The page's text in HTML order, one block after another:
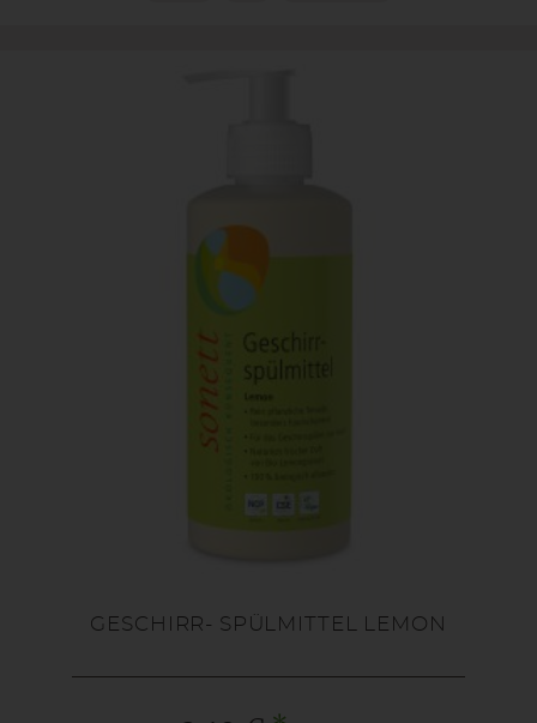
GESCHIRR- SPÜLMITTEL LEMON